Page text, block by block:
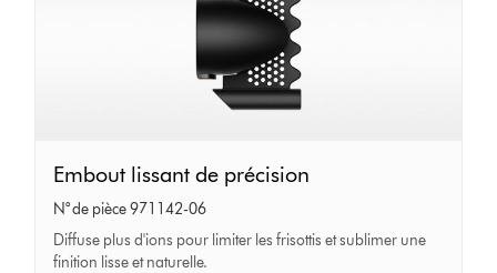
lissant
de
précision
Embout lissant de précision
N° de pièce 971142-06
Diffuse plus d'ions pour limiter les frisottis et sublimer une
finition lisse et naturelle.